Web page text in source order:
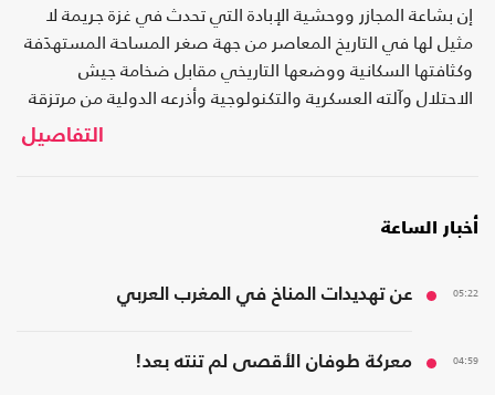
إن بشاعة المجازر ووحشية الإبادة التي تحدث في غزة جريمة لا
مثيل لها في التاريخ المعاصر من جهة صغر المساحة المستهدَفة
وكثافتها السكانية ووضعها التاريخي مقابل ضخامة جيش
الاحتلال وآلته العسكرية والتكنولوجية وأذرعه الدولية من مرتزقة
التفاصيل
أخبار الساعة
05:22 عن تهديدات المناخ في المغرب العربي
04:59 معركة طوفان الأقصى لم تنته بعد!